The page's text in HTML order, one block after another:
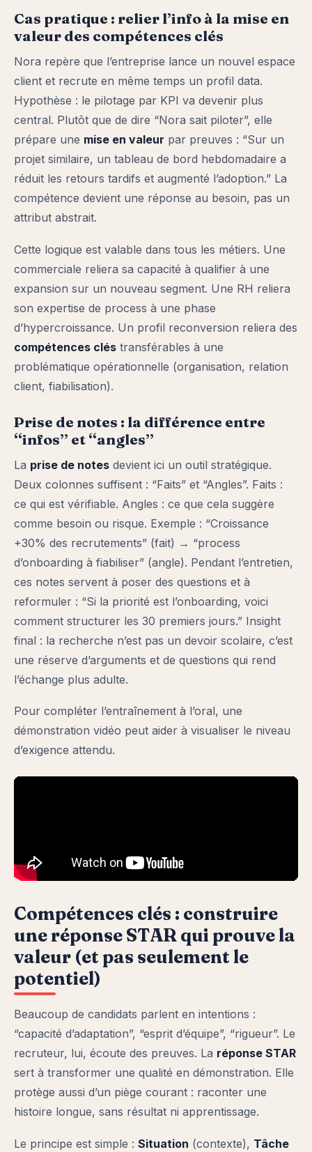
Cas pratique : relier l’info à la mise en
valeur des compétences clés
Nora repère que l’entreprise lance un nouvel espace
client et recrute en même temps un profil data.
Hypothèse : le pilotage par KPI va devenir plus
central. Plutôt que de dire “Nora sait piloter”, elle
prépare une mise en valeur par preuves : “Sur un
projet similaire, un tableau de bord hebdomadaire a
réduit les retours tardifs et augmenté l’adoption.” La
compétence devient une réponse au besoin, pas un
attribut abstrait.
Cette logique est valable dans tous les métiers. Une
commerciale reliera sa capacité à qualifier à une
expansion sur un nouveau segment. Une RH reliera
son expertise de process à une phase
d’hypercroissance. Un profil reconversion reliera des
compétences clés transférables à une
problématique opérationnelle (organisation, relation
client, fiabilisation).
Prise de notes : la différence entre
“infos” et “angles”
La prise de notes devient ici un outil stratégique.
Deux colonnes suffisent : “Faits” et “Angles”. Faits :
ce qui est vérifiable. Angles : ce que cela suggère
comme besoin ou risque. Exemple : “Croissance
+30% des recrutements” (fait) → “process
d’onboarding à fiabiliser” (angle). Pendant l’entretien,
ces notes servent à poser des questions et à
reformuler : “Si la priorité est l’onboarding, voici
comment structurer les 30 premiers jours.” Insight
final : la recherche n’est pas un devoir scolaire, c’est
une réserve d’arguments et de questions qui rend
l’échange plus adulte.
Pour compléter l’entraînement à l’oral, une
démonstration vidéo peut aider à visualiser le niveau
d’exigence attendu.
Compétences clés : construire
une réponse STAR qui prouve la
valeur (et pas seulement le
potentiel)
Beaucoup de candidats parlent en intentions :
“capacité d’adaptation”, “esprit d’équipe”, “rigueur”. Le
recruteur, lui, écoute des preuves. La réponse STAR
sert à transformer une qualité en démonstration. Elle
protège aussi d’un piège courant : raconter une
histoire longue, sans résultat ni apprentissage.
Le principe est simple : Situation (contexte), Tâche